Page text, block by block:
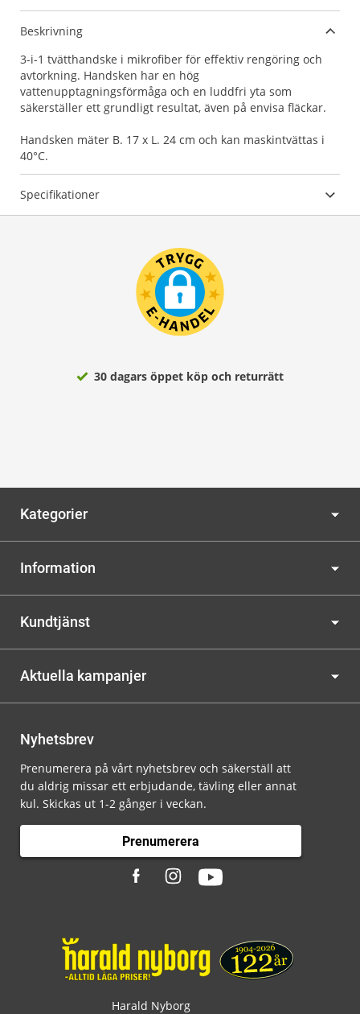
Beskrivning
3-i-1 tvätthandske i mikrofiber för effektiv rengöring och
avtorkning. Handsken har en hög
vattenupptagningsförmåga och en luddfri yta som
säkerställer ett grundligt resultat, även på envisa fläckar.
Handsken mäter B. 17 x L. 24 cm och kan maskintvättas i
40°C.
Specifikationer
30 dagars öppet köp och returrätt
Kategorier
Information
Kundtjänst
Aktuella kampanjer
Nyhetsbrev
Prenumerera på vårt nyhetsbrev och säkerställ att
du aldrig missar ett erbjudande, tävling eller annat
kul. Skickas ut 1-2 gånger i veckan.
Prenumerera
Harald Nyborg